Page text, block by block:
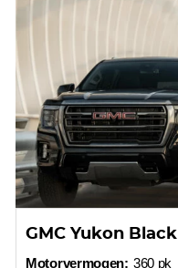
GMC Yukon Black
Motorvermogen: 360 pk